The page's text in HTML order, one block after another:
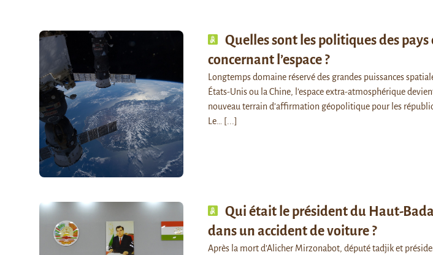
Quelles sont les politiques des pays
concernant l’espace ?
Longtemps domaine réservé des grandes puissances
États-Unis ou la Chine, l’espace extra-atmosphérique
nouveau terrain d’affirmation géopolitique pour les
Le…
[...]
Qui était le président du Haut-
dans un accident de voiture ?
Après la mort d’Alicher Mirzonabot, député tadjik et